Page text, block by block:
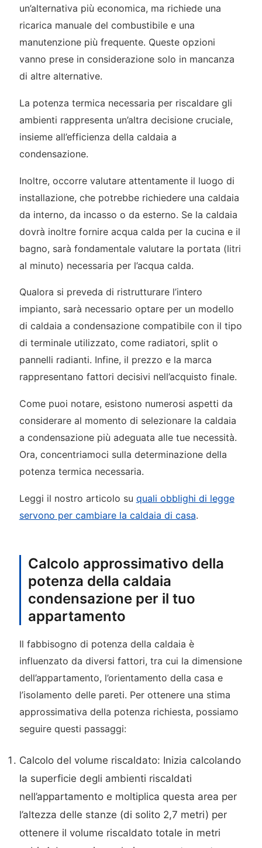
un’alternativa più economica, ma richiede una
ricarica manuale del combustibile e una
manutenzione più frequente. Queste opzioni
vanno prese in considerazione solo in mancanza
di altre alternative.
La potenza termica necessaria per riscaldare gli
ambienti rappresenta un’altra decisione cruciale,
insieme all’efficienza della caldaia a
condensazione.
Inoltre, occorre valutare attentamente il luogo di
installazione, che potrebbe richiedere una caldaia
da interno, da incasso o da esterno. Se la caldaia
dovrà inoltre fornire acqua calda per la cucina e il
bagno, sarà fondamentale valutare la portata (litri
al minuto) necessaria per l’acqua calda.
Qualora si preveda di ristrutturare l’intero
impianto, sarà necessario optare per un modello
di caldaia a condensazione compatibile con il tipo
di terminale utilizzato, come radiatori, split o
pannelli radianti. Infine, il prezzo e la marca
rappresentano fattori decisivi nell’acquisto finale.
Come puoi notare, esistono numerosi aspetti da
considerare al momento di selezionare la caldaia
a condensazione più adeguata alle tue necessità.
Ora, concentriamoci sulla determinazione della
potenza termica necessaria.
Leggi il nostro articolo su quali obblighi di legge
servono per cambiare la caldaia di casa.
Calcolo approssimativo della
potenza della caldaia
condensazione per il tuo
appartamento
Il fabbisogno di potenza della caldaia è
influenzato da diversi fattori, tra cui la dimensione
dell’appartamento, l’orientamento della casa e
l’isolamento delle pareti. Per ottenere una stima
approssimativa della potenza richiesta, possiamo
seguire questi passaggi:
Calcolo del volume riscaldato: Inizia calcolando
la superficie degli ambienti riscaldati
nell’appartamento e moltiplica questa area per
l’altezza delle stanze (di solito 2,7 metri) per
ottenere il volume riscaldato totale in metri